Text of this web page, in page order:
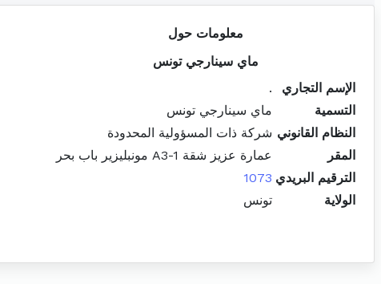
معلومات حول
ماي سينارجي تونس
الإسم التجاري
.
التسمية
ماي سينارجي تونس
النظام القانوني شركة ذات المسؤولية المحدودة
المقر
عمارة عزيز شقة A3-1 مونبليزير باب بحر
الترقيم البريدي 1073
الولاية
تونس